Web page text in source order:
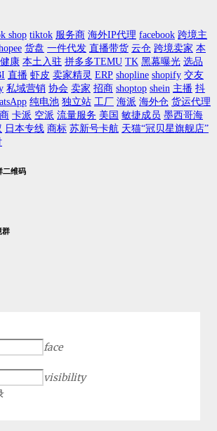
shop tiktok 服务商 海外IP代理 facebook 跨境主
货盘 一件代发 直播带货 云仓 跨境卖家 本
康 本土入驻 拼多多TEMU TK 黑幕曝光 选品
直播 虾皮 卖家精灵 ERP shopline shopify 交友
私域营销 协会 卖家 招商 shoptop shein 主播 抖
纯电池 独立站 工厂 海派 海外仓 货运代理
卡派 空派 流量服务 美国 敏捷成员 墨西哥海
日本专线 商标 苏新号卡航 天猫“冠贝星旗舰店”
二维码
群
face
visibility